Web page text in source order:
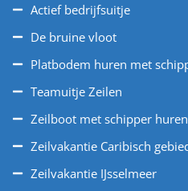
Actief bedrijfsuitje
De bruine vloot
Platbodem huren met
Teamuitje Zeilen
Zeilboot met schipper huren
Zeilvakantie Caribisch
Zeilvakantie IJsselmeer